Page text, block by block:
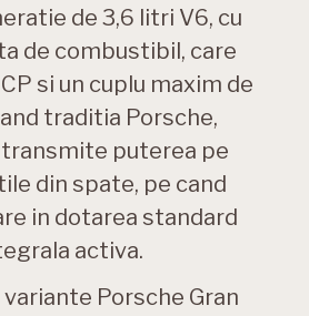
de 3,6 litri V6, cu
de combustibil, care
si un cuplu maxim de
traditia Porsche,
transmite puterea pe
din spate, pe cand
in dotarea standard
activa.
variante Porsche Gran